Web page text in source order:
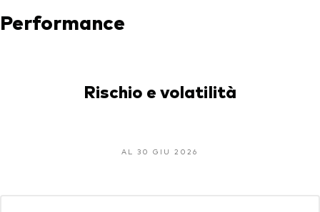
Performance
Rischio e volatilità
AL 30 GIU 2026